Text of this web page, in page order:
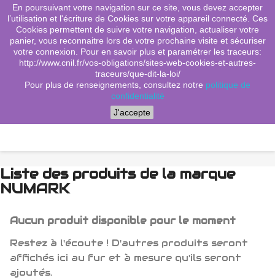
shopping_cart (0)

search
Menu
Liste des produits de la marque
NUMARK
Aucun produit disponible pour le moment
Restez à l'écoute ! D'autres produits seront
affichés ici au fur et à mesure qu'ils seront
ajoutés.
En poursuivant votre navigation sur ce site, vous devez accepter
l’utilisation et l'écriture de Cookies sur votre appareil connecté. Ces
Cookies permettent de suivre votre navigation, actualiser votre
panier, vous reconnaitre lors de votre prochaine visite et sécuriser
votre connexion. Pour en savoir plus et paramétrer les traceurs:
http://www.cnil.fr/vos-obligations/sites-web-cookies-et-autres-
traceurs/que-dit-la-loi/
Pour plus de renseignements, consultez notre politique de
confidentialité
J'accepte